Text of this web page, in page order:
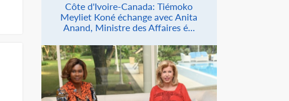
Côte d'Ivoire-Canada: Tiémoko
Meyliet Koné échange avec Anita
Anand, Ministre des Affaires é...